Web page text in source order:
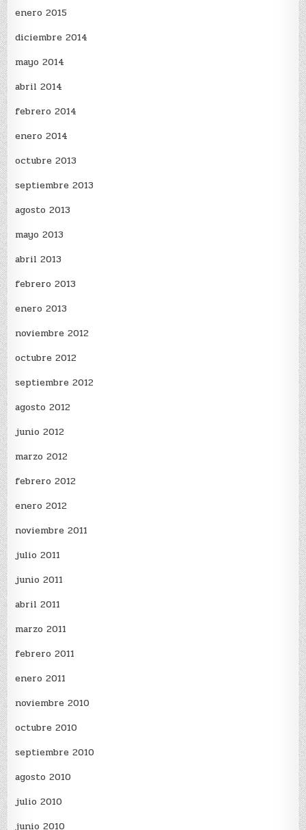
enero 2015
diciembre 2014
mayo 2014
abril 2014
febrero 2014
enero 2014
octubre 2013
septiembre 2013
agosto 2013
mayo 2013
abril 2013
febrero 2013
enero 2013
noviembre 2012
octubre 2012
septiembre 2012
agosto 2012
junio 2012
marzo 2012
febrero 2012
enero 2012
noviembre 2011
julio 2011
junio 2011
abril 2011
marzo 2011
febrero 2011
enero 2011
noviembre 2010
octubre 2010
septiembre 2010
agosto 2010
julio 2010
junio 2010